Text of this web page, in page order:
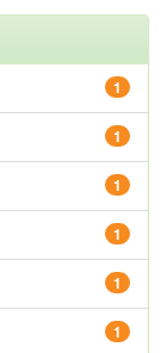
1
1
1
1
1
1